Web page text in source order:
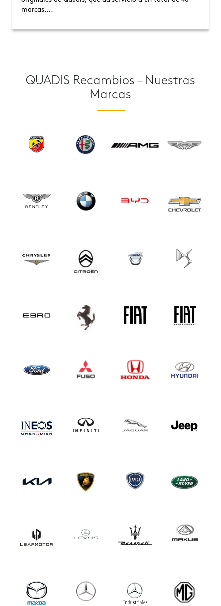
marcas….
QUADIS Recambios – Nuestras
Marcas